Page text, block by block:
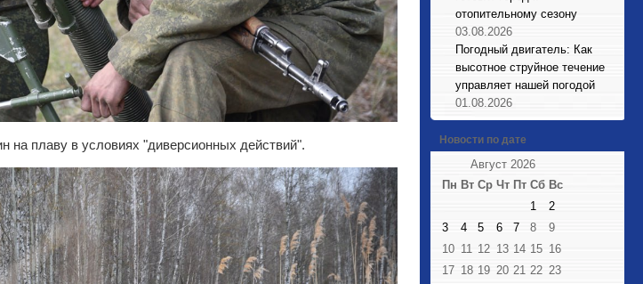
плаву в условиях "диверсионных действий".
отопительному сезону
03.08.2026
Погодный двигатель: Как
высотное струйное течение
управляет нашей погодой
01.08.2026
Новости по дате
Август 2026
Пн Вт Ср Чт Пт Сб Вс
1
2
3
4 5 6 7 8
9
10 11 12 13 14 15 16
17 18 19 20 21 22 23